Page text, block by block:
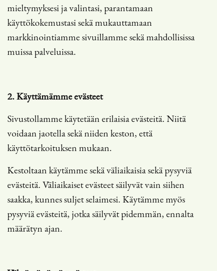
mieltymyksesi ja valintasi, parantamaan
käyttökokemustasi sekä mukauttamaan
markkinointiamme sivuillamme sekä mahdollisissa
muissa palveluissa.
2. Käyttämämme evästeet
Sivustollamme käytetään erilaisia evästeitä. Niitä
voidaan jaotella sekä niiden keston, että
käyttötarkoituksen mukaan.
Kestoltaan käytämme sekä väliaikaisia sekä pysyviä
evästeitä. Väliaikaiset evästeet säilyvät vain siihen
saakka, kunnes suljet selaimesi. Käytämme myös
pysyviä evästeitä, jotka säilyvät pidemmän, ennalta
määrätyn ajan.